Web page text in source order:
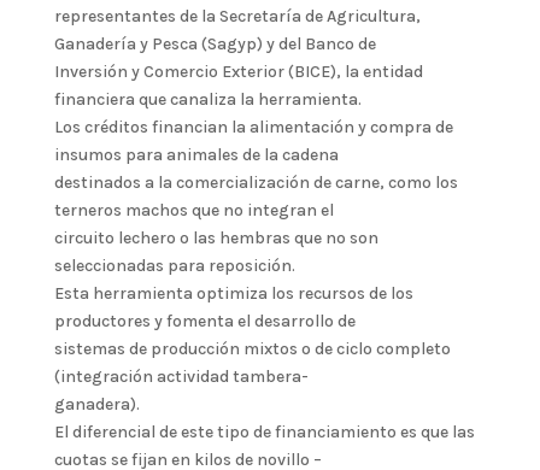
representantes de la Secretaría de Agricultura,
Ganadería y Pesca (Sagyp) y del Banco de
Inversión y Comercio Exterior (BICE), la entidad
financiera que canaliza la herramienta.
Los créditos financian la alimentación y compra de
insumos para animales de la cadena
destinados a la comercialización de carne, como los
terneros machos que no integran el
circuito lechero o las hembras que no son
seleccionadas para reposición.
Esta herramienta optimiza los recursos de los
productores y fomenta el desarrollo de
sistemas de producción mixtos o de ciclo completo
(integración actividad tambera-
ganadera).
El diferencial de este tipo de financiamiento es que las
cuotas se fijan en kilos de novillo –